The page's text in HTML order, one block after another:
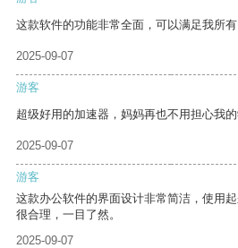
这款软件的功能非常全面，可以满足我所有
2025-09-07
游客
超级好用的加速器，妈妈再也不用担心我的
2025-09-07
游客
这款办公软件的界面设计非常简洁，使用
很合理，一目了然。
2025-09-07